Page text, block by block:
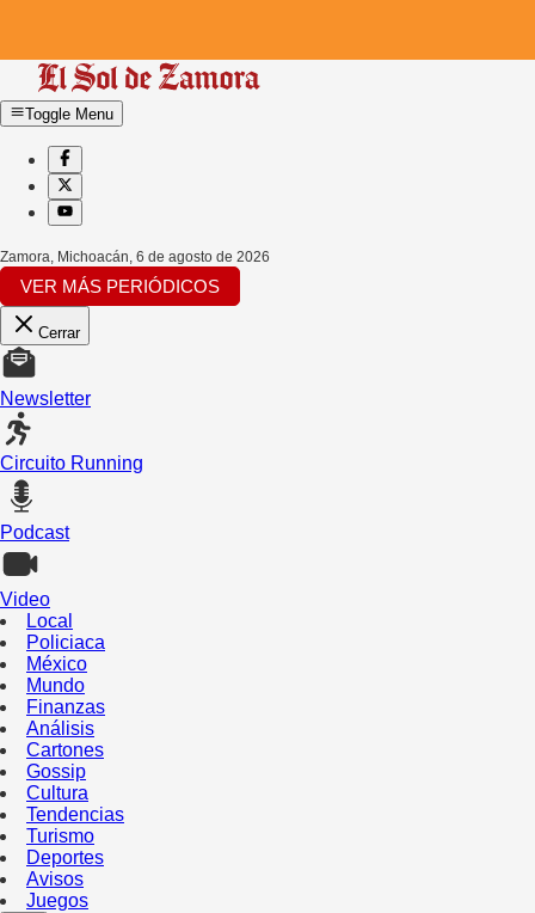
Toggle Menu
Zamora, Michoacán, 6 de agosto de 2026
VER MÁS PERIÓDICOS
Cerrar
Newsletter
Circuito Running
Podcast
Video
Local
Policiaca
México
Mundo
Finanzas
Análisis
Cartones
Gossip
Cultura
Tendencias
Turismo
Deportes
Avisos
Juegos